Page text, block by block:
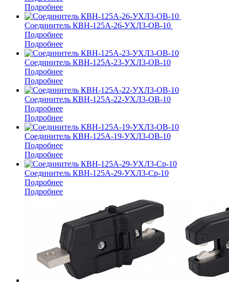
Подробнее
Соединитель КВН-125А-26-УХЛ3-ОВ-10
Подробнее
Подробнее
Соединитель КВН-125А-23-УХЛ3-ОВ-10
Подробнее
Подробнее
Соединитель КВН-125А-22-УХЛ3-ОВ-10
Подробнее
Подробнее
Соединитель КВН-125А-19-УХЛ3-ОВ-10
Подробнее
Подробнее
Соединитель КВН-125А-29-УХЛ3-Ср-10
Подробнее
Подробнее